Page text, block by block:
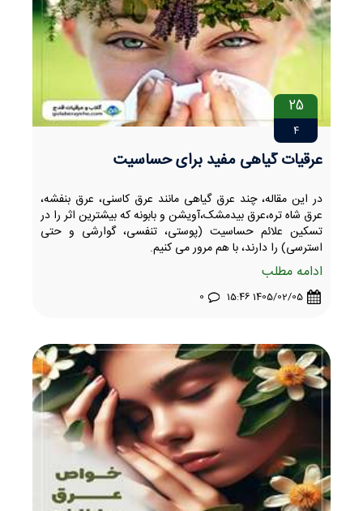
25
4
عرقیات گیاهی مفید برای حساسیت
در این مقاله، چند عرق گیاهی مانند عرق کاسنی، عرق بنفشه،
عرق شاه تره،عرق بیدمشک،آویشن و بابونه که بیشترین اثر را در
تسکین علائم حساسیت (پوستی، تنفسی، گوارشی و حتی
استرسی) را دارند، با هم مرور می کنیم.
ادامه مطلب
1405/02/05 15:46
0